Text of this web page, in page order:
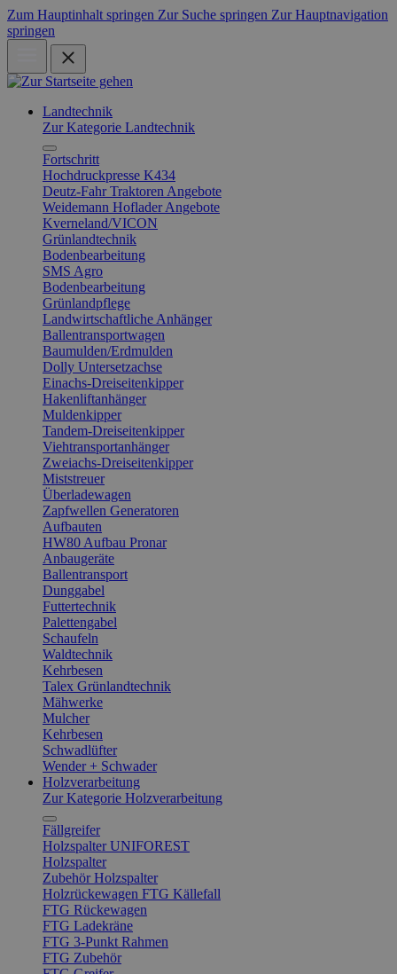
Zum Hauptinhalt springen Zur Suche springen Zur Hauptnavigation
springen
Landtechnik
Zur Kategorie Landtechnik
Fortschritt
Hochdruckpresse K434
Deutz-Fahr Traktoren Angebote
Weidemann Hoflader Angebote
Kverneland/VICON
Grünlandtechnik
Bodenbearbeitung
SMS Agro
Bodenbearbeitung
Grünlandpflege
Landwirtschaftliche Anhänger
Ballentransportwagen
Baumulden/Erdmulden
Dolly Untersetzachse
Einachs-Dreiseitenkipper
Hakenliftanhänger
Muldenkipper
Tandem-Dreiseitenkipper
Viehtransportanhänger
Zweiachs-Dreiseitenkipper
Miststreuer
Überladewagen
Zapfwellen Generatoren
Aufbauten
HW80 Aufbau Pronar
Anbaugeräte
Ballentransport
Dunggabel
Futtertechnik
Palettengabel
Schaufeln
Waldtechnik
Kehrbesen
Talex Grünlandtechnik
Mähwerke
Mulcher
Kehrbesen
Schwadlüfter
Wender + Schwader
Holzverarbeitung
Zur Kategorie Holzverarbeitung
Fällgreifer
Holzspalter UNIFOREST
Holzspalter
Zubehör Holzspalter
Holzrückewagen FTG Källefall
FTG Rückewagen
FTG Ladekräne
FTG 3-Punkt Rahmen
FTG Zubehör